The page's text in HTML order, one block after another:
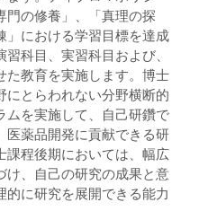
門の修養」、「真理の探
」における学習目標を達成
科目、実習科目および、
た教育を実施します。博士
とらわれない分野横断的
ムを実施して、自己研鑽で
医薬品開発に貢献できる研
課程後期においては、幅広
け、自己の研究の成果と意
に研究を展開できる能力